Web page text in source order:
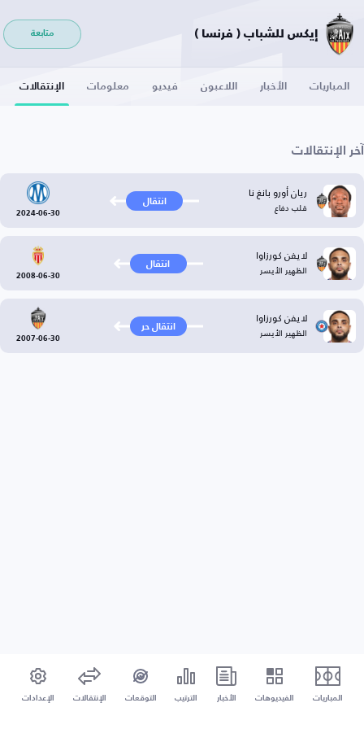
إيكس للشباب ( فرنسا ) متابعة
المباريات الأخبار اللاعبون فيديو معلومات الإنتقالات
آخر الإنتقالات
ريان أورو بانغ نا
قلب دفاع انتقال
2024-06-30
لايفن كورزاوا
الظهير الأيسر انتقال
2008-06-30
لايفن كورزاوا
الظهير الأيسر انتقال حر
2007-06-30
المباريات الفيديوهات الأخبار الترتيب التوقعات الإنتقالات الإعدادات